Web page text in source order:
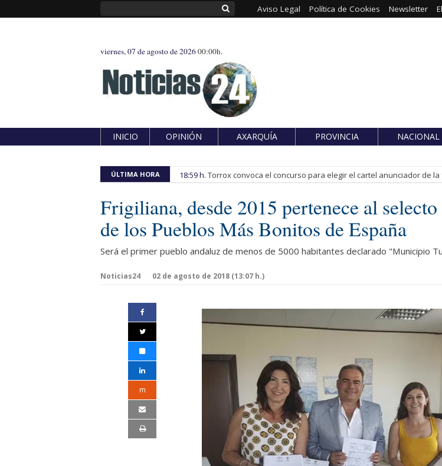
Aviso Legal Política de Cookies Newsletter
viernes, 07 de agosto de 202600:00h.
INICIO OPINIÓN AXARQUÍA PROVINCIA NACIONAL
ÚLTIMA HORA 18:59 h. Torrox convoca el concurso para elegir el cartel anunciador de la
Frigiliana, desde 2015 pertenece al
de los Pueblos Más Bonitos de España
Será el primer pueblo andaluz de menos de 5000 habitantes declarado "Municipio
Noticias24 02 de agosto de 2018 (13:07 h.)
m